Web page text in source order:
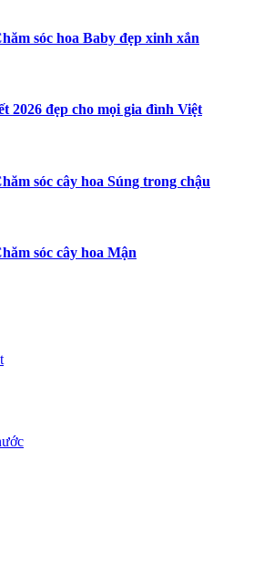
sóc hoa Baby đẹp xinh xắn
2026 đẹp cho mọi gia đình Việt
sóc cây hoa Súng trong chậu
sóc cây hoa Mận